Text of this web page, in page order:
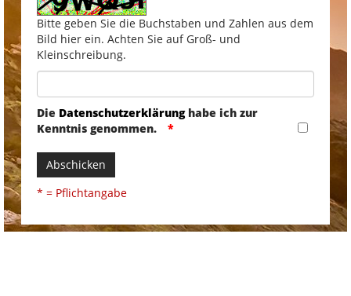
Bitte geben Sie die Buchstaben und Zahlen aus dem
Bild hier ein. Achten Sie auf Groß- und
Kleinschreibung.
Die Datenschutzerklärunghabe ich zur
Kenntnis genommen.
Abschicken
* = Pflichtangabe